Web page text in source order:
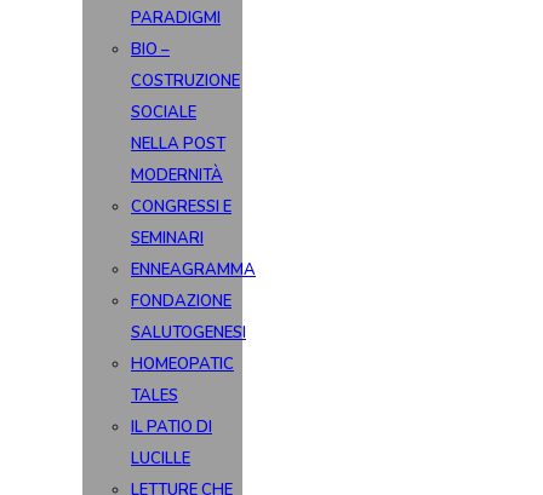
PARADIGMI
BIO –
COSTRUZIONE
SOCIALE
NELLA POST
MODERNITÀ
CONGRESSI E
SEMINARI
ENNEAGRAMMA
FONDAZIONE
SALUTOGENESI
HOMEOPATIC
TALES
IL PATIO DI
LUCILLE
LETTURE CHE